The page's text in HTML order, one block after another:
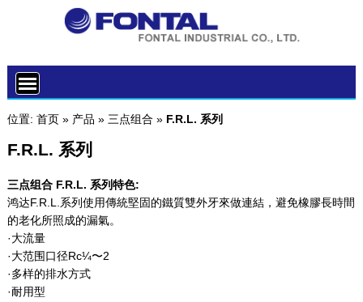
位置:首页 » 产品 » 三点组合 » F.R.L. 系列
F.R.L. 系列
三点组合 F.R.L. 系列特色:
鸿达F.R.L.系列使用傳統堅固的鐵質雙外牙來做連結，避免橡膠長時間
的老化所照成的漏氣。
·大流量
·大范围口径Rc¼〜2
·多样的排水方式
·耐用型